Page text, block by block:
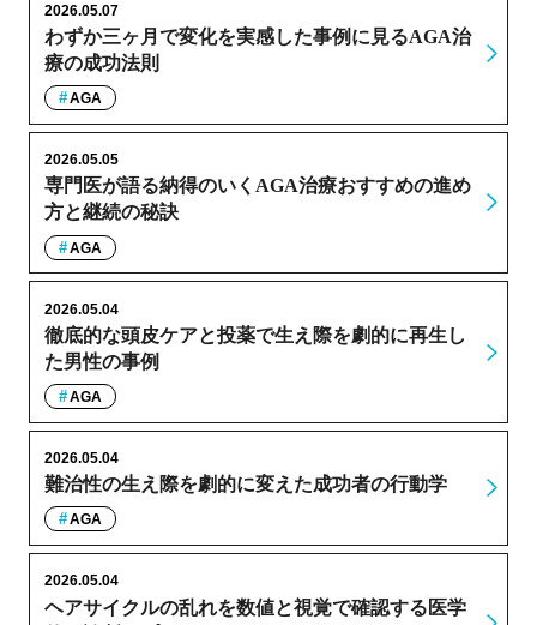
わずか三ヶ月で変化を実感した事例に見るAGA治
療の成功法則
2026.05.07
AGA
専門医が語る納得のいくAGA治療おすすめの進め
方と継続の秘訣
2026.05.05
AGA
徹底的な頭皮ケアと投薬で生え際を劇的に再生し
た男性の事例
2026.05.04
AGA
難治性の生え際を劇的に変えた成功者の行動学
2026.05.04
AGA
ヘアサイクルの乱れを数値と視覚で確認する医学
2026.05.04